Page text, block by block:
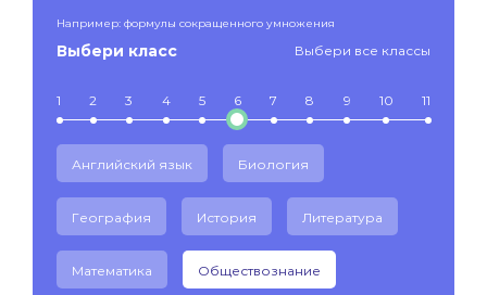
Например: формулы сокращенного умножения
Выбери класс Выбери все классы
1 2 3 4 5 6 7 8 9 10 11
Английский язык Биология
География История Литература
Математика Обществознание